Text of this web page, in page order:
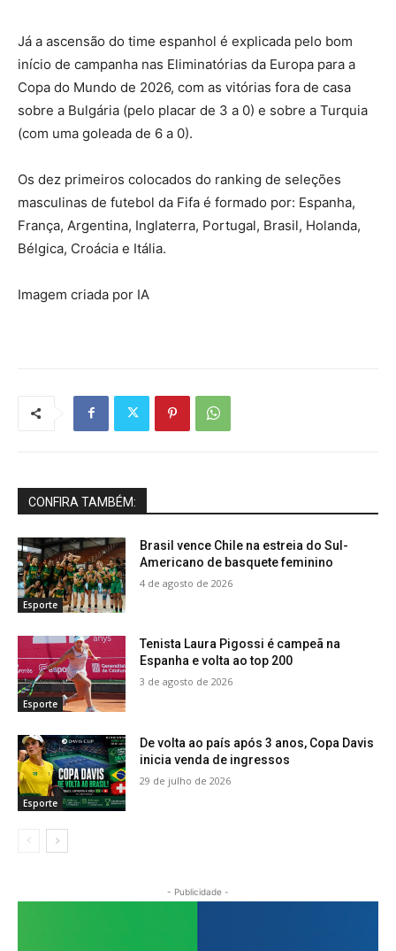
Já a ascensão do time espanhol é explicada pelo bom
início de campanha nas Eliminatórias da Europa para a
Copa do Mundo de 2026, com as vitórias fora de casa
sobre a Bulgária (pelo placar de 3 a 0) e sobre a Turquia
(com uma goleada de 6 a 0).
Os dez primeiros colocados do ranking de seleções
masculinas de futebol da Fifa é formado por: Espanha,
França, Argentina, Inglaterra, Portugal, Brasil, Holanda,
Bélgica, Croácia e Itália.
Imagem criada por IA
CONFIRA TAMBÉM:
Esporte
Brasil vence Chile na estreia do Sul-
Americano de basquete feminino
4 de agosto de 2026
Esporte
Tenista Laura Pigossi é campeã na
Espanha e volta ao top 200
3 de agosto de 2026
Esporte
De volta ao país após 3 anos, Copa Davis
inicia venda de ingressos
29 de julho de 2026
- Publicidade -